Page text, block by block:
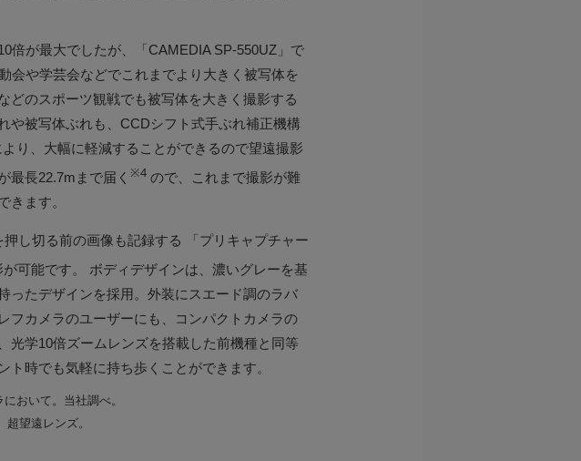
倍が最大でしたが、「CAMEDIA SP-550UZ」で
会や学芸会などでこれまでより大きく被写体を
どのスポーツ観戦でも被写体を大きく撮影する
や被写体ぶれも、CCDシフト式手ぶれ補正機構
り、大幅に軽減することができるので望遠撮影
最長22.7mまで届く ※4 ので、これまで撮影が難
きます。
し切る前の画像も記録する 「プリキャプチャー
可能です。 ボディデザインは、濃いグレーを基
ったデザインを採用。外装にスエード調のラバ
フカメラのユーザーにも、コンパクトカメラの
光学10倍ズームレンズを搭載した前機種と同等
時でも気軽に持ち歩くことができます。
おいて。当社調べ。
望遠レンズ。